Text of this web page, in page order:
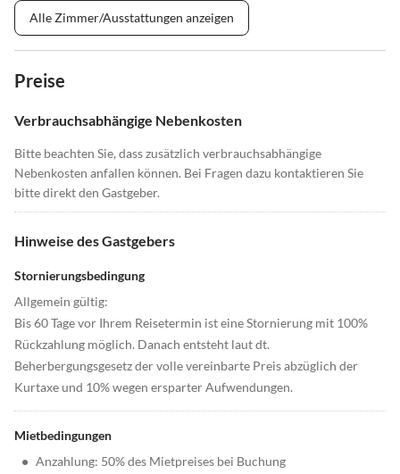
Alle Zimmer/Ausstattungen anzeigen
Preise
Verbrauchsabhängige Nebenkosten
Bitte beachten Sie, dass zusätzlich verbrauchsabhängige
Nebenkosten anfallen können. Bei Fragen dazu kontaktieren Sie
bitte direkt den Gastgeber.
Hinweise des Gastgebers
Stornierungsbedingung
Allgemein gültig:
Bis 60 Tage vor Ihrem Reisetermin ist eine Stornierung mit 100%
Rückzahlung möglich. Danach entsteht laut dt.
Beherbergungsgesetz der volle vereinbarte Preis abzüglich der
Kurtaxe und 10% wegen ersparter Aufwendungen.
Mietbedingungen
• Anzahlung: 50% des Mietpreises bei Buchung